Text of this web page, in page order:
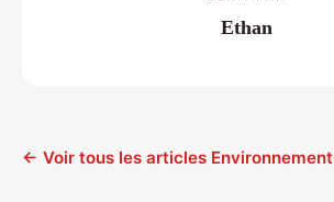
Ethan
← Voir tous les articles Environnement